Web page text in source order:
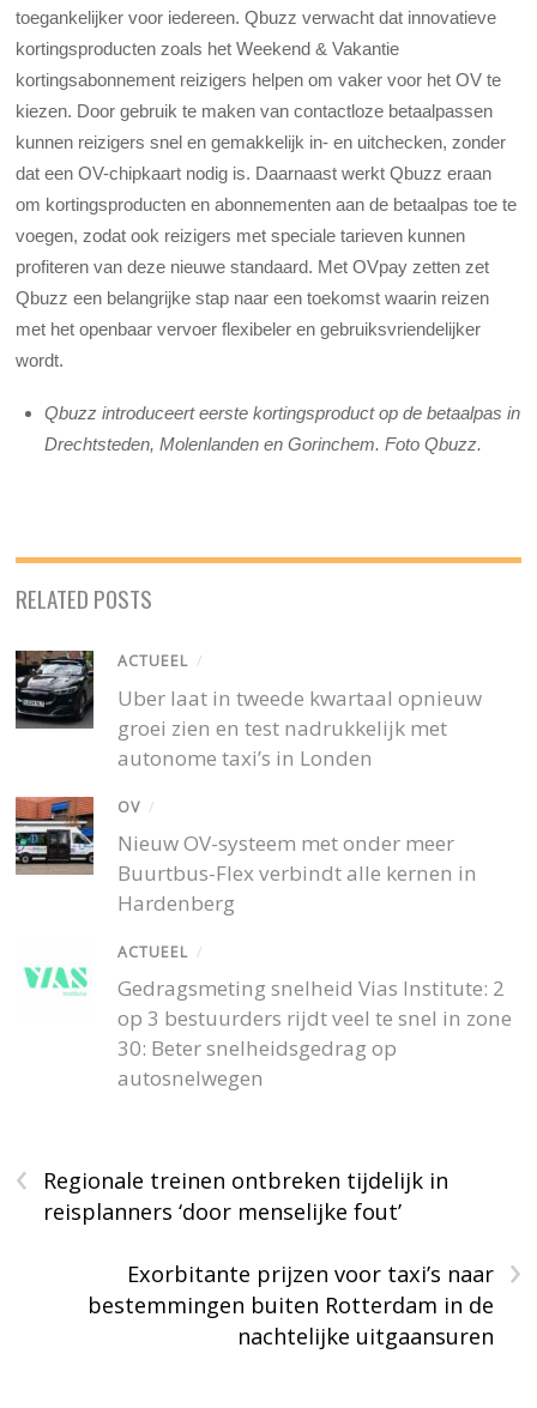
toegankelijker voor iedereen. Qbuzz verwacht dat innovatieve
kortingsproducten zoals het Weekend & Vakantie
kortingsabonnement reizigers helpen om vaker voor het OV te
kiezen. Door gebruik te maken van contactloze betaalpassen
kunnen reizigers snel en gemakkelijk in- en uitchecken, zonder
dat een OV-chipkaart nodig is. Daarnaast werkt Qbuzz eraan
om kortingsproducten en abonnementen aan de betaalpas toe te
voegen, zodat ook reizigers met speciale tarieven kunnen
profiteren van deze nieuwe standaard. Met OVpay zetten zet
Qbuzz een belangrijke stap naar een toekomst waarin reizen
met het openbaar vervoer flexibeler en gebruiksvriendelijker
wordt.
Qbuzz introduceert eerste kortingsproduct op de betaalpas in
Drechtsteden, Molenlanden en Gorinchem. Foto Qbuzz.
RELATED POSTS
ACTUEEL /
Uber laat in tweede kwartaal opnieuw
groei zien en test nadrukkelijk met
autonome taxi’s in Londen
OV /
Nieuw OV-systeem met onder meer
Buurtbus-Flex verbindt alle kernen in
Hardenberg
ACTUEEL /
Gedragsmeting snelheid Vias Institute: 2
op 3 bestuurders rijdt veel te snel in zone
30: Beter snelheidsgedrag op
autosnelwegen
‹
Regionale treinen ontbreken tijdelijk in
reisplanners ‘door menselijke fout’
›
Exorbitante prijzen voor taxi’s naar
bestemmingen buiten Rotterdam in de
nachtelijke uitgaansuren